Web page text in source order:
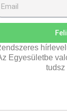
Egyesületbe
tudsz